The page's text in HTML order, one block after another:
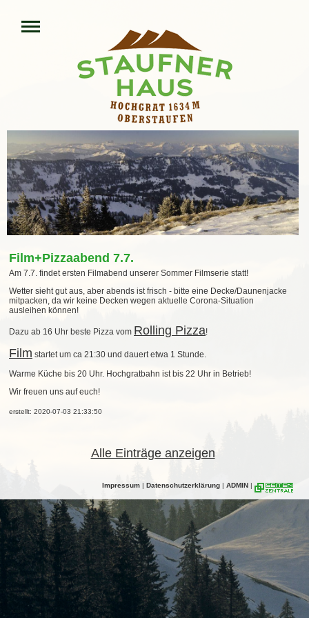
Film+Pizzaabend 7.7.
Am 7.7. findet ersten Filmabend unserer Sommer Filmserie statt!
Wetter sieht gut aus, aber abends ist frisch - bitte eine Decke/Daunenjacke
mitpacken, da wir keine Decken wegen aktuelle Corona-Situation
ausleihen können!
Dazu ab 16 Uhr beste Pizza vom Rolling Pizza!
Film startet um ca 21:30 und dauert etwa 1 Stunde.
Warme Küche bis 20 Uhr. Hochgratbahn ist bis 22 Uhr in Betrieb!
Wir freuen uns auf euch!
erstellt: 2020-07-03 21:33:50
Alle Einträge anzeigen
Impressum | Datenschutzerklärung | ADMIN |